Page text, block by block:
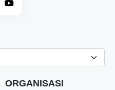
ORGANISASI